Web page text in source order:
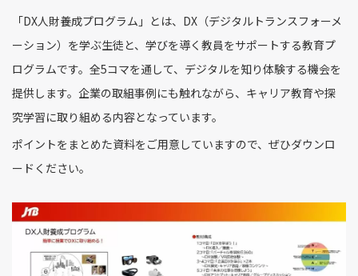
「DX人財養成プログラム」とは、DX（デジタルトランスフォーメ
ーション）を学ぶ生徒と、学びを導く教員をサポートする教育プ
ログラムです。全5コマを通して、デジタルを知り体験する機会を
提供します。企業の取組事例にも触れながら、キャリア教育や探
究学習に取り組める内容となっています。
ポイントをまとめた資料をご用意していますので、ぜひダウンロ
ードください。